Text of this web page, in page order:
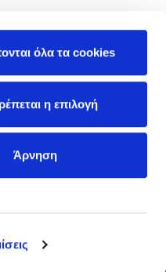
όλα τα cookies
η επιλογή
Άρνηση